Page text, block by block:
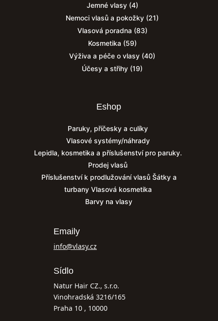
Jemné vlasy(4)
Nemoci vlasů a pokožky (21)
Vlasová poradna (83)
Kosmetika (59)
Výživa a péče o vlasy (40)
Účesy a střihy (19)
Eshop
Paruky, příčesky a culíky
Vlasové systémy/náhrady
Lepidla, kosmetika a příslušenství pro paruky.
Prodej vlasů
Příslušenství k prodlužování vlasů Šátky a
turbany Vlasová kosmetika
Barvy na vlasy
Emaily
info@vlasy.cz
Sídlo
Natur Hair CZ., s.r.o.
Vinohradská 3216/165
Praha 10 , 10000